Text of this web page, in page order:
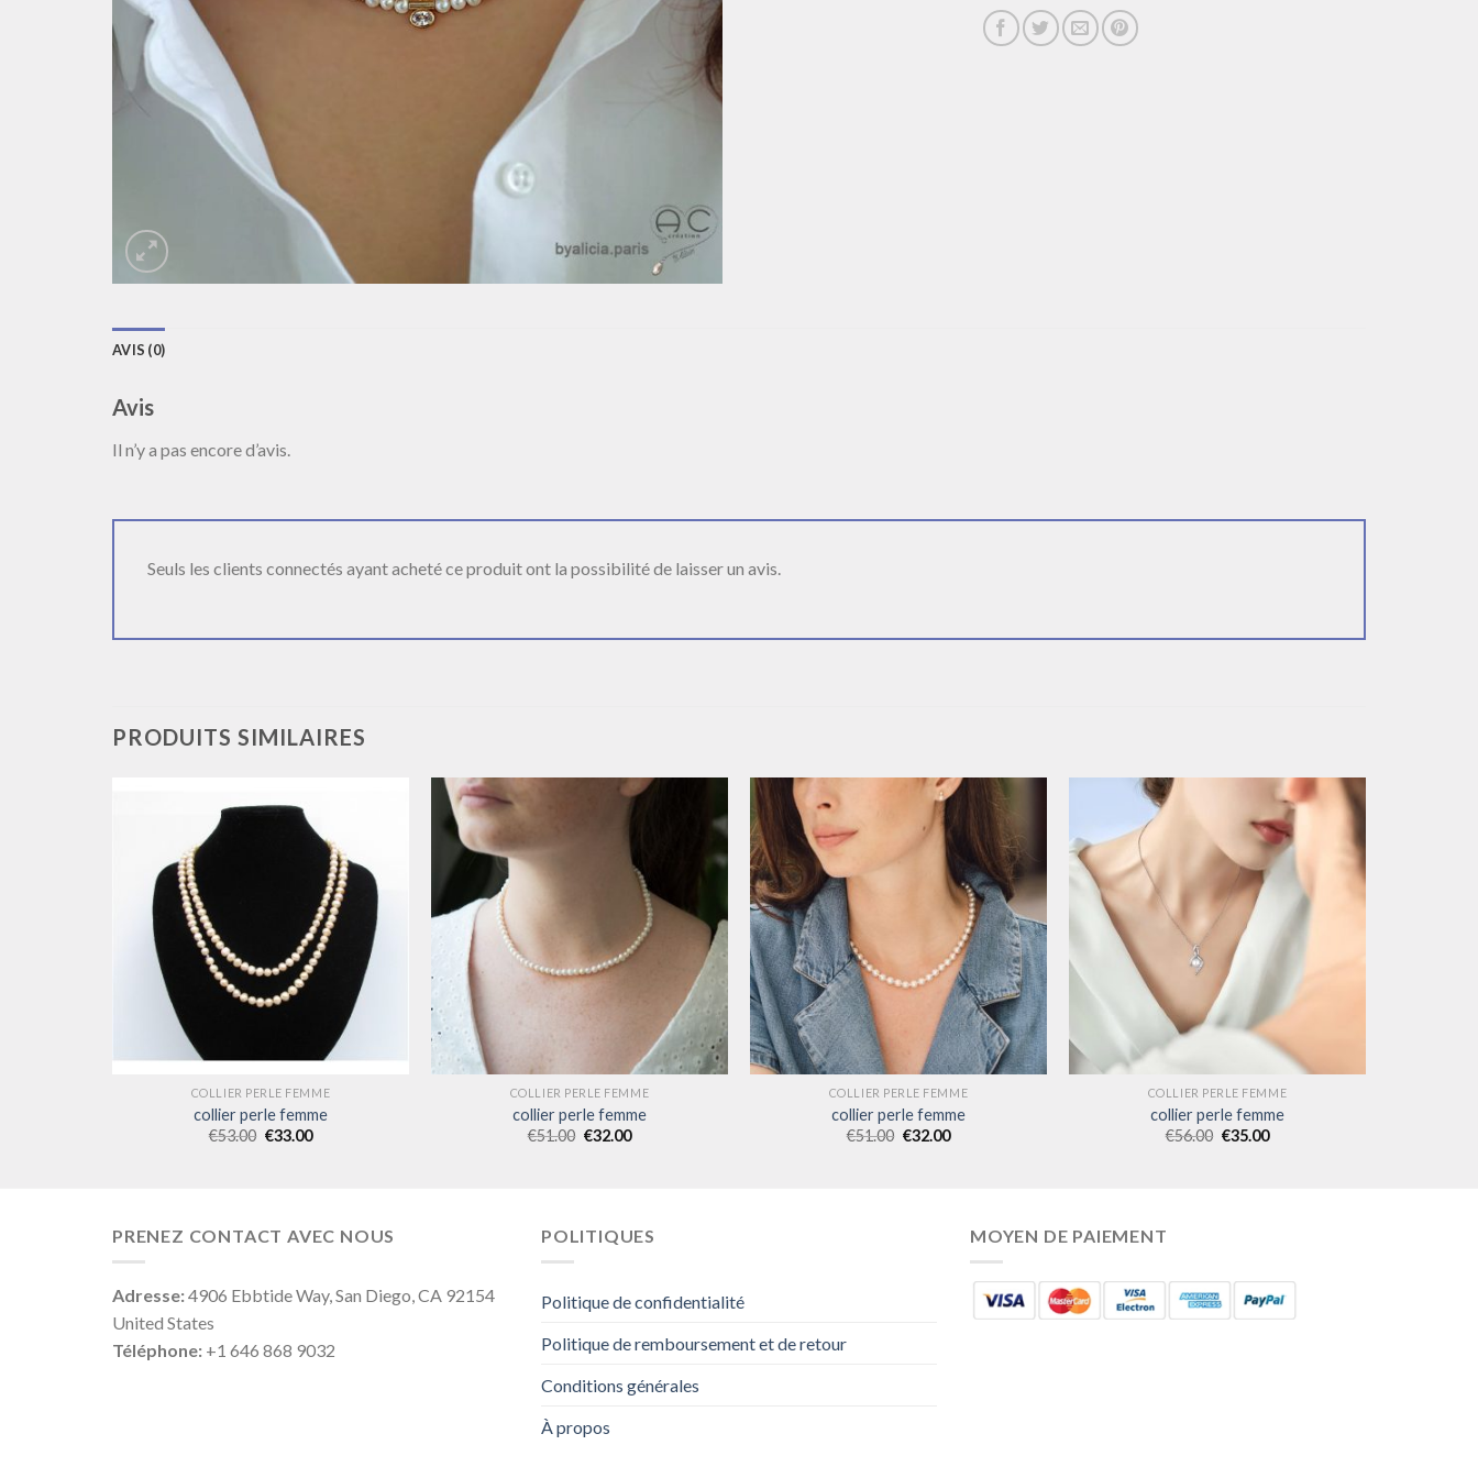
AVIS (0)
Avis
Il n’y a pas encore d’avis.
Seuls les clients connectés ayant acheté ce produit ont la possibilité de laisser un avis.
PRODUITS SIMILAIRES
COLLIER PERLE FEMME
collier perle femme
€53.00 €33.00
COLLIER PERLE FEMME
collier perle femme
€51.00 €32.00
COLLIER PERLE FEMME
collier perle femme
€51.00 €32.00
COLLIER PERLE FEMME
collier perle femme
€56.00 €35.00
PRENEZ CONTACT AVEC NOUS
Adresse:4906 Ebbtide Way, San Diego, CA 92154
United States
Téléphone: +1 646 868 9032
POLITIQUES
Politique de confidentialité
Politique de remboursement et de retour
Conditions générales
À propos
MOYEN DE PAIEMENT